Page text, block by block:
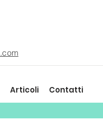
Articoli Contatti